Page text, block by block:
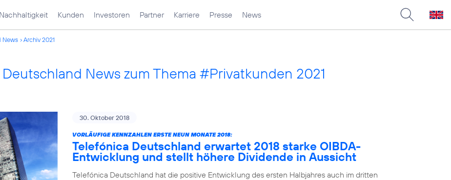
Nachhaltigkeit Kunden Investoren Partner Karriere Presse News
News Archiv 2021
News zum Thema #Privatkunden 2021
30. Oktober 2018
VORLÄUFIGE KENNZAHLEN ERSTE NEUN MONATE 2018:
Telefónica Deutschland erwartet 2018 starke OIBDA-
Entwicklung und stellt höhere Dividende in Aussicht
Telefónica Deutschland hat die positive Entwicklung des ersten Halbjahres auch im dritten